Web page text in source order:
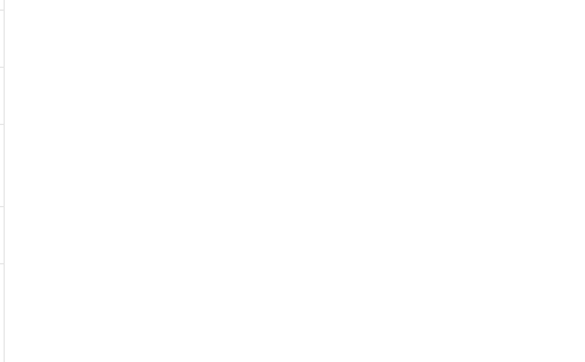
ださい。
しないようお願いしま
バーズにご登録され
よび当社の共同利用者
することをご了承くだ
ものではありません。
出荷製品に未対応品が
及ぼさない年数を意
三者に通知します。
場合は、取り引きをい
当のオムロン制御